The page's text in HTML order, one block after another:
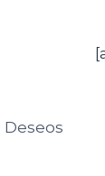
Deseos